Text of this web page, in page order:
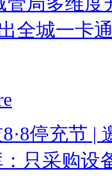
全城一卡
停充节 |
只采购设